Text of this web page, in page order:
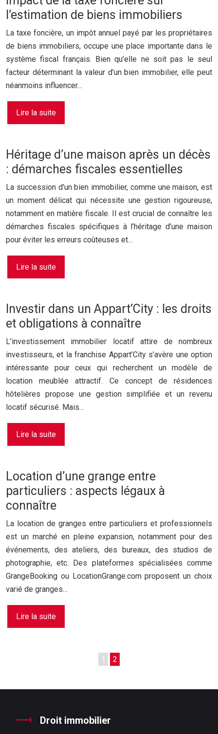
l’estimation de biens immobiliers
La taxe foncière, un impôt annuel payé par les propriétaires
de biens immobiliers, occupe une place importante dans le
système fiscal français. Bien qu’elle ne soit pas le seul
facteur déterminant la valeur d’un bien immobilier, elle peut
néanmoins influencer…
Lire la suite
Héritage d’une maison après un décès
: démarches fiscales essentielles
La succession d’un bien immobilier, comme une maison, est
un moment délicat qui nécessite une gestion rigoureuse,
notamment en matière fiscale. Il est crucial de connaître les
démarches fiscales spécifiques à l’héritage d’une maison
pour éviter les erreurs coûteuses et…
Lire la suite
Investir dans un Appart’City : les droits
et obligations à connaître
L’investissement immobilier locatif attire de nombreux
investisseurs, et la franchise Appart’City s’avère une option
intéressante pour ceux qui recherchent un modèle de
location meublée attractif. Ce concept de résidences
hôtelières propose une gestion simplifiée et un revenu
locatif sécurisé. Mais…
Lire la suite
Location d’une grange entre
particuliers : aspects légaux à
connaître
La location de granges entre particuliers et professionnels
est un marché en pleine expansion, notamment pour des
événements, des ateliers, des bureaux, des studios de
photographie, etc. Des plateformes spécialisées comme
GrangeBooking ou LocationGrange.com proposent un choix
varié de granges…
Lire la suite
1 2
Droit immobilier